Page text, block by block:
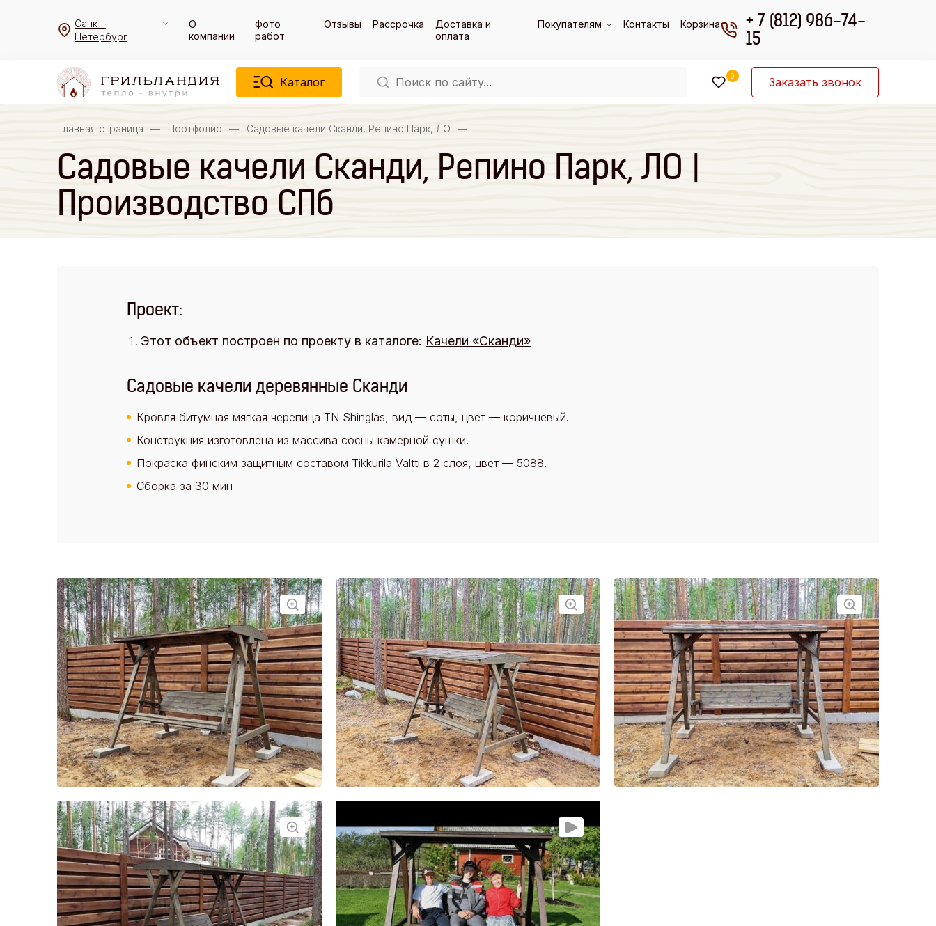
Санкт-
Петербург
О
компании
Фото
работ
Отзывы Рассрочка
Доставка и
оплата
Покупателям Контакты Корзина
+ 7 (812) 986-74-
15
Каталог 0 Заказать звонок
Главная страница — Портфолио — Садовые качели Сканди, Репино Парк, ЛО —
Садовые качели Сканди, Репино Парк, ЛО |
Производство СПб
Проект:
Этот объект построен по проекту в каталоге: Качели «Сканди»
Садовые качели деревянные Сканди
Кровля битумная мягкая черепица TN Shinglas, вид — соты, цвет — коричневый.
Конструкция изготовлена из массива сосны камерной сушки.
Покраска финским защитным составом Tikkurila Valtti в 2 слоя, цвет — 5088.
Сборка за 30 мин